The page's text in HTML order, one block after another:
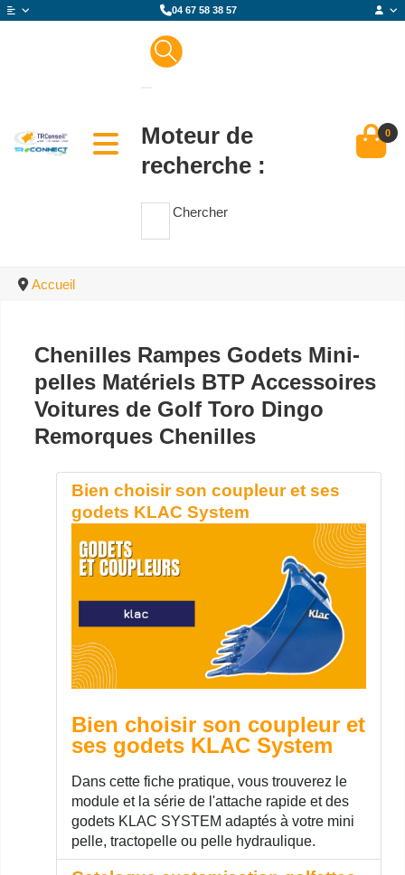
04 67 58 38 57
Moteur de
recherche :
Chercher
0
Accueil
Chenilles Rampes Godets Mini-
pelles Matériels BTP Accessoires
Voitures de Golf Toro Dingo
Remorques Chenilles
Bien choisir son coupleur et ses
godets KLAC System
Bien choisir son coupleur et
ses godets KLAC System
Dans cette fiche pratique, vous trouverez le
module et la série de l'attache rapide et des
godets KLAC SYSTEM adaptés à votre mini
pelle, tractopelle ou pelle hydraulique.